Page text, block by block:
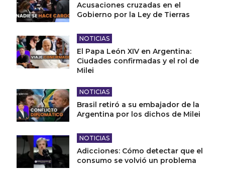
Acusaciones cruzadas en el
Gobierno por la Ley de Tierras
NOTICIAS
El Papa León XIV en Argentina:
Ciudades confirmadas y el rol de
Milei
NOTICIAS
Brasil retiró a su embajador de la
Argentina por los dichos de Milei
NOTICIAS
Adicciones: Cómo detectar que el
consumo se volvió un problema